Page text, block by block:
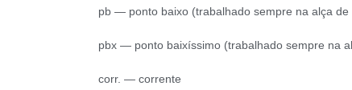
pb — ponto baixo (trabalhado sempre na alça
pbx — ponto baixíssimo (trabalhado sempre na
corr. — corrente